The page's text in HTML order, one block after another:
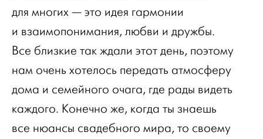
для многих — это идея гармонии
и взаимопонимания, любви и дружбы.
Все близкие так ждали этот день, поэтому
нам очень хотелось передать атмосферу
дома и семейного очага, где рады видеть
каждого. Конечно же, когда ты знаешь
все нюансы свадебного мира, то своему